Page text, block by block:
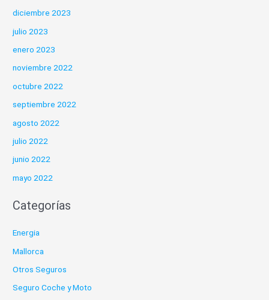
diciembre 2023
julio 2023
enero 2023
noviembre 2022
octubre 2022
septiembre 2022
agosto 2022
julio 2022
junio 2022
mayo 2022
Categorías
Energia
Mallorca
Otros Seguros
Seguro Coche y Moto